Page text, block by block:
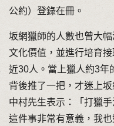
公約）登錄在冊。
坂網獵師的人數也曾大
文化價值，並進行培育
近30人。當上獵人約3年
背後推了一把，才迷上坂
中村先生表示：「打獵
這件事非常有意義，我